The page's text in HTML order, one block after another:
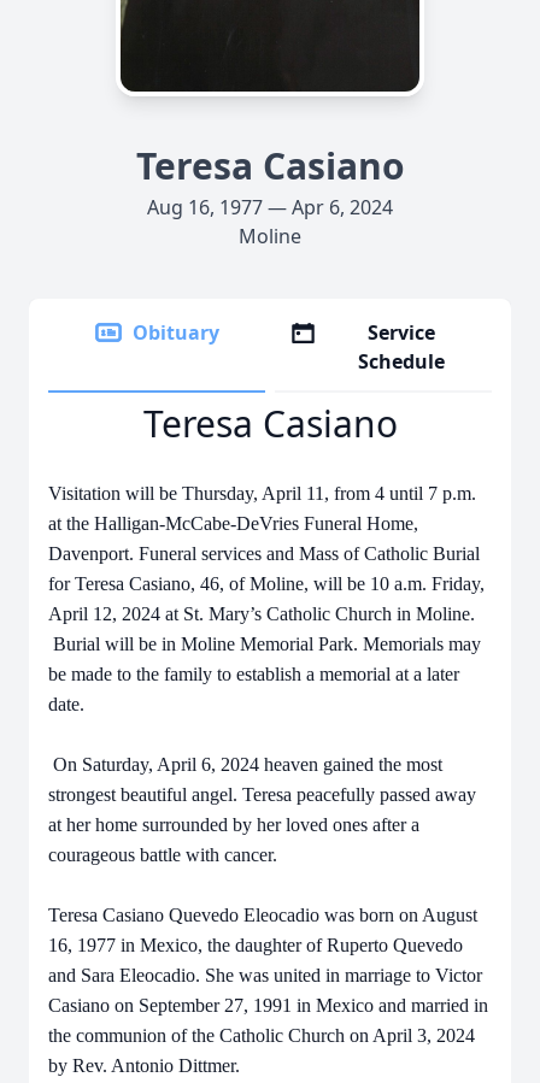
Teresa Casiano
Aug 16, 1977 — Apr 6, 2024
Moline
Obituary
Service
Schedule
Teresa Casiano
Visitation will be Thursday, April 11, from 4 until 7 p.m.
at the Halligan-McCabe-DeVries Funeral Home,
Davenport. Funeral services and Mass of Catholic Burial
for Teresa Casiano, 46, of Moline, will be 10 a.m. Friday,
April 12, 2024 at St. Mary’s Catholic Church in Moline.
Burial will be in Moline Memorial Park. Memorials may
be made to the family to establish a memorial at a later
date.
On Saturday, April 6, 2024 heaven gained the most
strongest beautiful angel. Teresa peacefully passed away
at her home surrounded by her loved ones after a
courageous battle with cancer.
Teresa Casiano Quevedo Eleocadio was born on August
16, 1977 in Mexico, the daughter of Ruperto Quevedo
and Sara Eleocadio. She was united in marriage to Victor
Casiano on September 27, 1991 in Mexico and married in
the communion of the Catholic Church on April 3, 2024
by Rev. Antonio Dittmer.